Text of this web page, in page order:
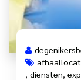
diensten